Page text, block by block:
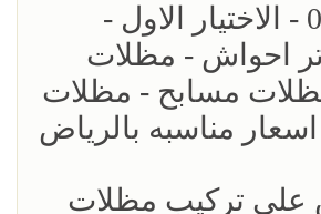
0500559613 - الاختيار الاول -
احواش - مظلات
مسابح - مظلات
مناسبه بالرياض
تركيب مظلات